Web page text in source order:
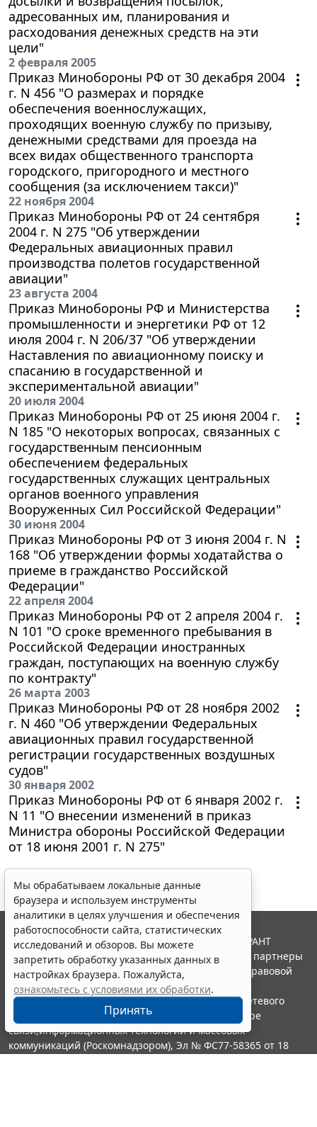
адресованных им, планирования и
расходования денежных средств на эти
цели"
2 февраля 2005
Приказ Минобороны РФ от 30 декабря 2004
г. N 456 "О размерах и порядке
обеспечения военнослужащих,
проходящих военную службу по призыву,
денежными средствами для проезда на
всех видах общественного транспорта
городского, пригородного и местного
сообщения (за исключением такси)"
22 ноября 2004
Приказ Минобороны РФ от 24 сентября
2004 г. N 275 "Об утверждении
Федеральных авиационных правил
производства полетов государственной
авиации"
23 августа 2004
Приказ Минобороны РФ и Министерства
промышленности и энергетики РФ от 12
июля 2004 г. N 206/37 "Об утверждении
Наставления по авиационному поиску и
спасанию в государственной и
экспериментальной авиации"
20 июля 2004
Приказ Минобороны РФ от 25 июня 2004 г.
N 185 "О некоторых вопросах, связанных с
государственным пенсионным
обеспечением федеральных
государственных служащих центральных
органов военного управления
Вооруженных Сил Российской Федерации"
30 июня 2004
Приказ Минобороны РФ от 3 июня 2004 г. N
168 "Об утверждении формы ходатайства о
приеме в гражданство Российской
Федерации"
22 апреля 2004
Приказ Минобороны РФ от 2 апреля 2004 г.
N 101 "О сроке временного пребывания в
Российской Федерации иностранных
граждан, поступающих на военную службу
по контракту"
26 марта 2003
Приказ Минобороны РФ от 28 ноября 2002
г. N 460 "Об утверждении Федеральных
авиационных правил государственной
регистрации государственных воздушных
судов"
30 января 2002
Приказ Минобороны РФ от 6 января 2002 г.
N 11 "О внесении изменений в приказ
Министра обороны Российской Федерации
от 18 июня 2001 г. N 275"
Мы обрабатываем локальные данные
браузера и используем инструменты
аналитики в целях улучшения и обеспечения
работоспособности сайта, статистических
исследований и обзоров. Вы можете
запретить обработку указанных данных в
настройках браузера. Пожалуйста,
ознакомьтесь с условиями их обработки.
Принять
© ООО "НПП "ГАРАНТ-СЕРВИС", 2026. Система ГАРАНТ
выпускается с 1990 года. Компания "Гарант" и ее партнеры
являются участниками Российской ассоциации правовой
информации ГАРАНТ.
Портал ГАРАНТ.РУ зарегистрирован в качестве сетевого
издания Федеральной службой по надзору в сфере
связи,информационных технологий и массовых
коммуникаций (Роскомнадзором), Эл № ФС77-58365 от 18